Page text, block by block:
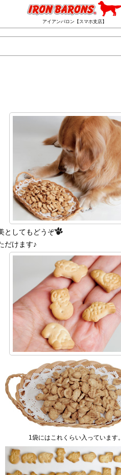
アイアンバロン【スマホ支店】
としてもどうぞ
だけます♪
1袋にはこれくらい入っています。